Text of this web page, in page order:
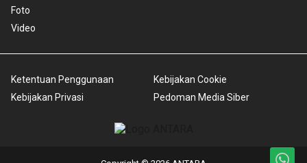
Foto
Video
Ketentuan Penggunaan
Kebijakan Privasi
Kebijakan Cookie
Pedoman Media Siber